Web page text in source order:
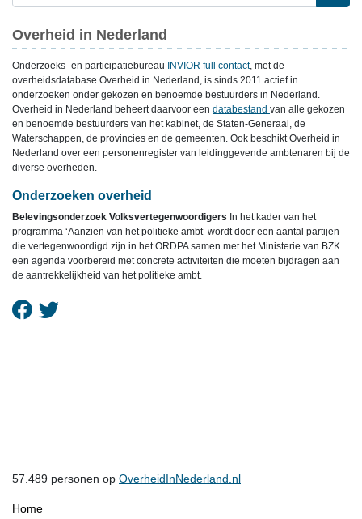
Overheid in Nederland
Onderzoeks- en participatiebureau INVIOR full contact, met de
overheidsdatabase Overheid in Nederland, is sinds 2011 actief in
onderzoeken onder gekozen en benoemde bestuurders in Nederland.
Overheid in Nederland beheert daarvoor een databestand van alle gekozen
en benoemde bestuurders van het kabinet, de Staten-Generaal, de
Waterschappen, de provincies en de gemeenten. Ook beschikt Overheid in
Nederland over een personenregister van leidinggevende ambtenaren bij de
diverse overheden.
Onderzoeken overheid
Belevingsonderzoek Volksvertegenwoordigers In het kader van het
programma ‘Aanzien van het politieke ambt’ wordt door een aantal partijen
die vertegenwoordigd zijn in het ORDPA samen met het Ministerie van BZK
een agenda voorbereid met concrete activiteiten die moeten bijdragen aan
de aantrekkelijkheid van het politieke ambt.
57.489 personen op OverheidInNederland.nl
Home